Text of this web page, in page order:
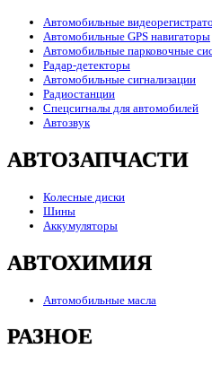
Автомобильные
Автомобильные GPS навигаторы
Автомобильные парковочные
Радар-детекторы
Автомобильные сигнализации
Радиостанции
Спецсигналы для автомобилей
Автозвук
АВТОЗАПЧАСТИ
Колесные диски
Шины
Аккумуляторы
АВТОХИМИЯ
Автомобильные масла
РАЗНОЕ